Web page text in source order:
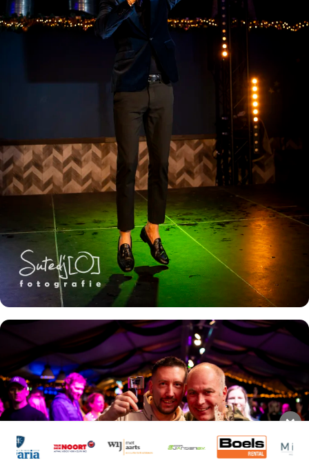
❄️ 🐧 ⛸ Het DongenIce schaatsabonnement koop je
nu!
×